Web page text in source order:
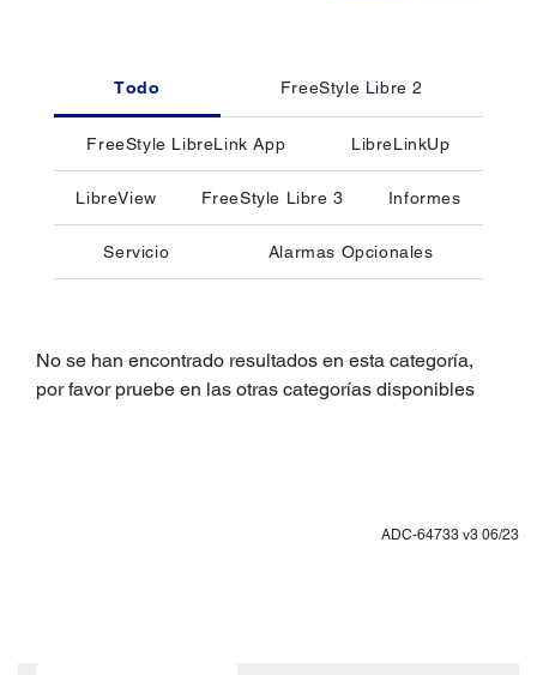
Todo FreeStyle Libre 2
FreeStyle LibreLink App LibreLinkUp
LibreView FreeStyle Libre 3 Informes
Servicio Alarmas Opcionales
No se han encontrado resultados en esta categoría,
por favor pruebe en las otras categorías disponibles
ADC-64733 v3 06/23